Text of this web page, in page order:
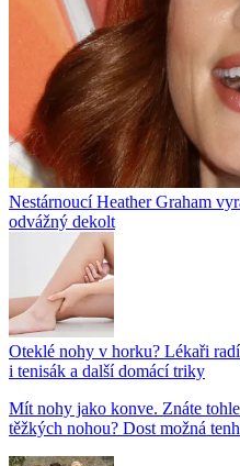
Nestárnoucí Heather Graham
odvážný dekolt
Oteklé nohy v horku? Lékaři
i tenisák a další domácí triky
Mít nohy jako konve. Znáte
těžkých nohou? Dost možná